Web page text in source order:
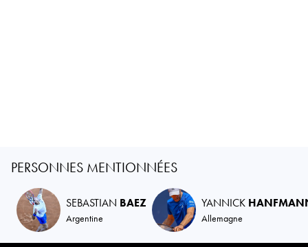
PERSONNES MENTIONNÉES
SEBASTIAN BAEZ
Argentine
YANNICK
Allemagne